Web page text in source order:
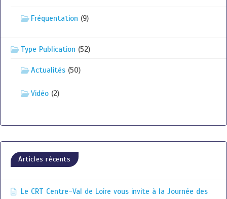
Fréquentation (9)
Type Publication (52)
Actualités (50)
Vidéo (2)
Articles récents
Le CRT Centre-Val de Loire vous invite à la Journée des